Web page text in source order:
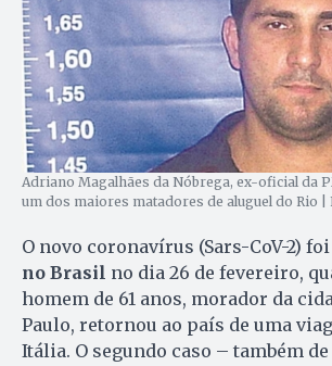
Adriano Magalhães da Nóbrega, ex-oficial da
um dos maiores matadores de aluguel do Rio |
O novo coronavírus (Sars-CoV-2) foi
no Brasil no dia 26 de fevereiro,
homem de 61 anos, morador da
Paulo, retornou ao país de uma
Itália. O segundo caso – também